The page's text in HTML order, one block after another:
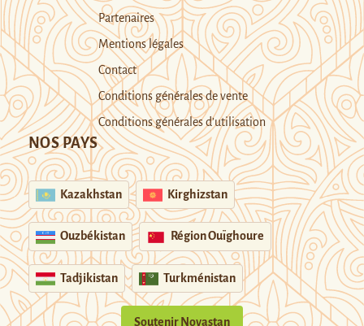
Partenaires
Mentions légales
Contact
Conditions générales de vente
Conditions générales d’utilisation
NOS PAYS
Kazakhstan Kirghizstan
Ouzbékistan Région Ouïghoure
Tadjikistan Turkménistan
Soutenir Novastan